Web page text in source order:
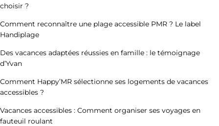
choisir ?
Comment reconnaître une plage accessible PMR ? Le label
Handiplage
Des vacances adaptées réussies en famille : le témoignage
d’Yvan
Comment Happy’MR sélectionne ses logements de vacances
accessibles ?
Vacances accessibles : Comment organiser ses voyages en
fauteuil roulant